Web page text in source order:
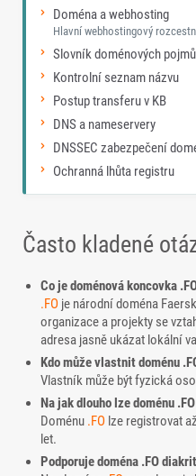
Doména a webhosting
Hlavní webhostingový
Slovník doménových pojmů
Kontrolní seznam názvu
Postup transferu v KB
DNS a nameservery
DNSSEC zabezpečení
Ochranná lhůta registru
Často kladené
Co je doménová koncovka
.FO je národní doména
organizace a projekty se
adresa jasně ukázat lokální
Kdo může vlastnit doménu
Vlastník může být fyzická
Na jak dlouho lze doménu
Doménu .FO lze registrovat
let.
Podporuje doména .FO